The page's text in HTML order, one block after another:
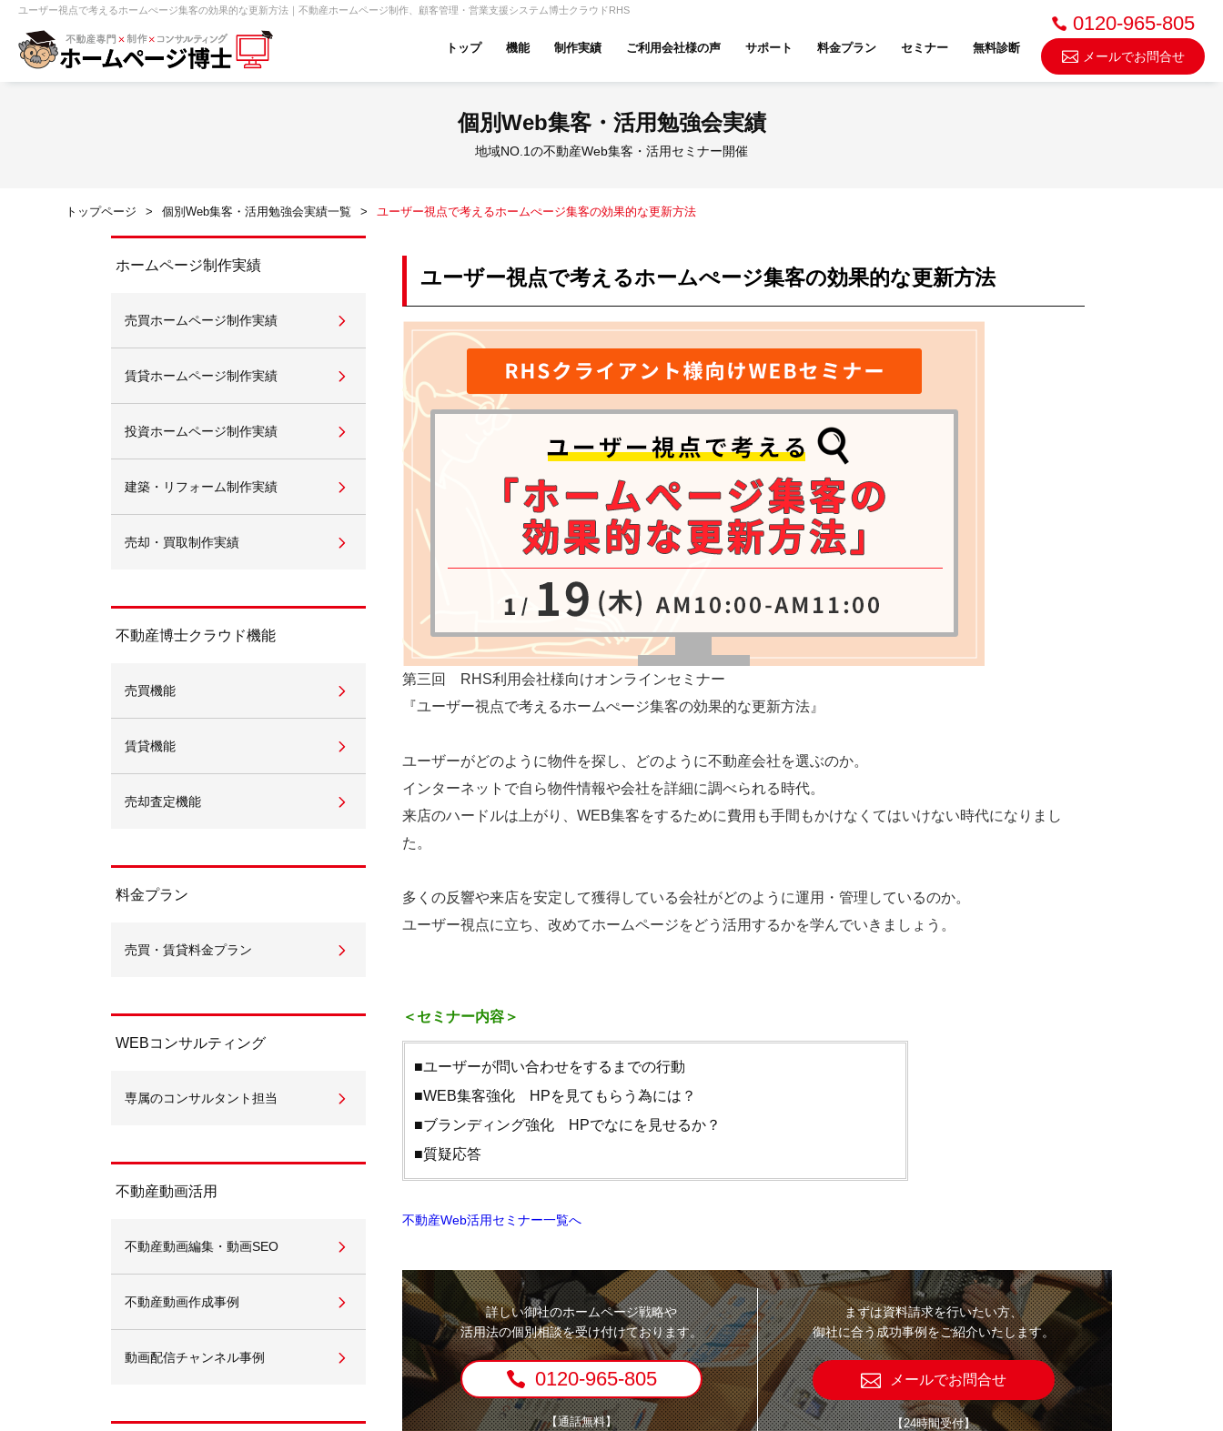
ユーザー視点で考えるホームぺージ集客の効果的な更新方法｜不動産ホームページ制作、顧客管理・営業支援システム博士クラウドRHS
トップ 機能
【賃貸】機能一覧
制作実績
不動産投資・収益物件 建築・リフォーム テナント
建築請負・中古リノベ 総合コーポレート
不動産動画制作事例 動画配信サイト制作事例
ご利用会社様の声 サポート 料金プラン セミナー 無料診断
0120-965-805
メールでお問合せ
個別Web集客・活用勉強会実績
地域NO.1の不動産Web集客・活用セミナー開催
トップページ 個別Web集客・活用勉強会実績一覧 ユーザー視点で考えるホームぺージ集客の効果的な更新方法
ホームページ制作実績
売買ホームページ制作実績
賃貸ホームページ制作実績
投資ホームページ制作実績
建築・リフォーム制作実績
売却・買取制作実績
不動産博士クラウド機能
売買機能
賃貸機能
売却査定機能
料金プラン
売買・賃貸料金プラン
WEBコンサルティング
専属のコンサルタント担当
不動産動画活用
不動産動画編集・動画SEO
不動産動画作成事例
動画配信チャンネル事例
ユーザー視点で考えるホームぺージ集客の効果的な更新方法
第三回 RHS利用会社様向けオンラインセミナー
『ユーザー視点で考えるホームぺージ集客の効果的な更新方法』
ユーザーがどのように物件を探し、どのように不動産会社を選ぶのか。
インターネットで自ら物件情報や会社を詳細に調べられる時代。
来店のハードルは上がり、WEB集客をするために費用も手間もかけなくてはいけない時代になりまし
た。
多くの反響や来店を安定して獲得している会社がどのように運用・管理しているのか。
ユーザー視点に立ち、改めてホームページをどう活用するかを学んでいきましょう。
＜セミナー内容＞
■ユーザーが問い合わせをするまでの行動
■WEB集客強化 HPを見てもらう為には？
■ブランディング強化 HPでなにを見せるか？
■質疑応答
不動産Web活用セミナー一覧へ
詳しい御社のホームページ戦略や
活用法の個別相談を受け付けております。
0120-965-805
【通話無料】
まずは資料請求を行いたい方、
御社に合う成功事例をご紹介いたします。
メールでお問合せ
【24時間受付】